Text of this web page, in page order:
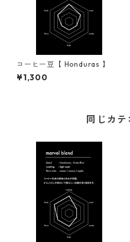
コーヒー豆【 Honduras 】
¥1,300
同じカ